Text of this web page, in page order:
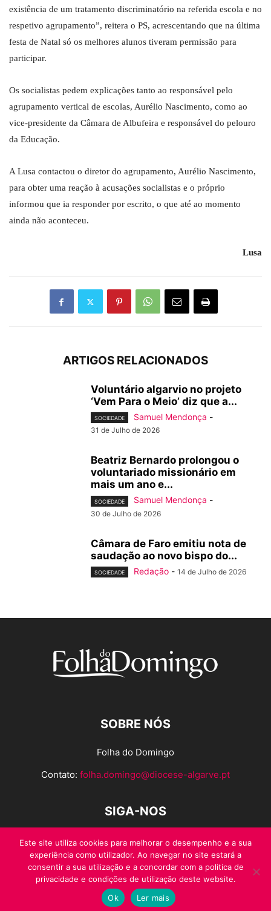
existência de um tratamento discriminatório na referida escola e no
respetivo agrupamento”, reitera o PS, acrescentando que na última
festa de Natal só os melhores alunos tiveram permissão para
participar.
Os socialistas pedem explicações tanto ao responsável pelo
agrupamento vertical de escolas, Aurélio Nascimento, como ao
vice-presidente da Câmara de Albufeira e responsável do pelouro
da Educação.
A Lusa contactou o diretor do agrupamento, Aurélio Nascimento,
para obter uma reação à acusações socialistas e o próprio
informou que ia responder por escrito, o que até ao momento
ainda não aconteceu.
Lusa
ARTIGOS RELACIONADOS
Voluntário algarvio no projeto
‘Vem Para o Meio’ diz que a...
SOCIEDADE Samuel Mendonça -
31 de Julho de 2026
Beatriz Bernardo prolongou o
voluntariado missionário em
mais um ano e...
SOCIEDADE Samuel Mendonça -
30 de Julho de 2026
Câmara de Faro emitiu nota de
saudação ao novo bispo do...
SOCIEDADE Redação - 14 de Julho de 2026
SOBRE NÓS
Folha do Domingo
Contato: folha.domingo@diocese-algarve.pt
SIGA-NOS
© Folha do Domingo 2026, todos os direitos reservados.
Este site utiliza cookies para melhorar o desempenho e a sua
experiência como utilizador. Ao navegar no site estará a
consentir a sua utilização e a concordar com a politica de
privacidade e condições de utilização deste website.
Ok
Ler mais